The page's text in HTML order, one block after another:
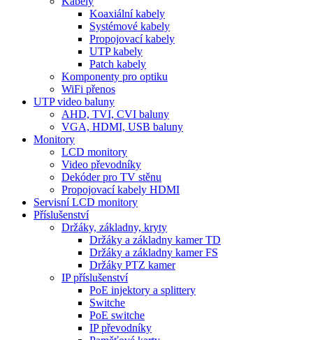
Koaxiální kabely
Systémové kabely
Propojovací kabely
UTP kabely
Patch kabely
Komponenty pro optiku
WiFi přenos
UTP video baluny
AHD, TVI, CVI baluny
VGA, HDMI, USB baluny
Monitory
LCD monitory
Video převodníky
Dekóder pro TV stěnu
Propojovací kabely HDMI
Servisní LCD monitory
Příslušenství
Držáky, základny, kryty
Držáky a základny kamer TD
Držáky a základny kamer FS
Držáky PTZ kamer
IP příslušenství
PoE injektory a splittery
Switche
PoE switche
IP převodníky